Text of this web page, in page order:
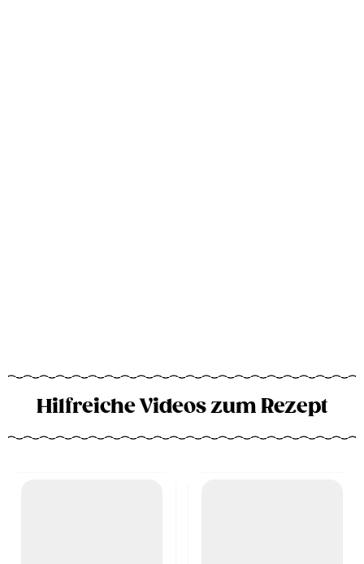
Hilfreiche Videos zum Rezept